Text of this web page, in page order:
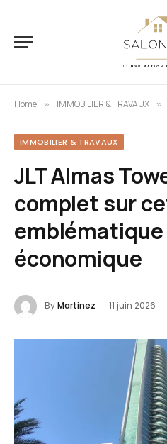
Home » IMMOBILIER & TRAVAUX »
IMMOBILIER & TRAVAUX
JLT Almas
complet sur
économique
ByMartinez 11 juin 2026